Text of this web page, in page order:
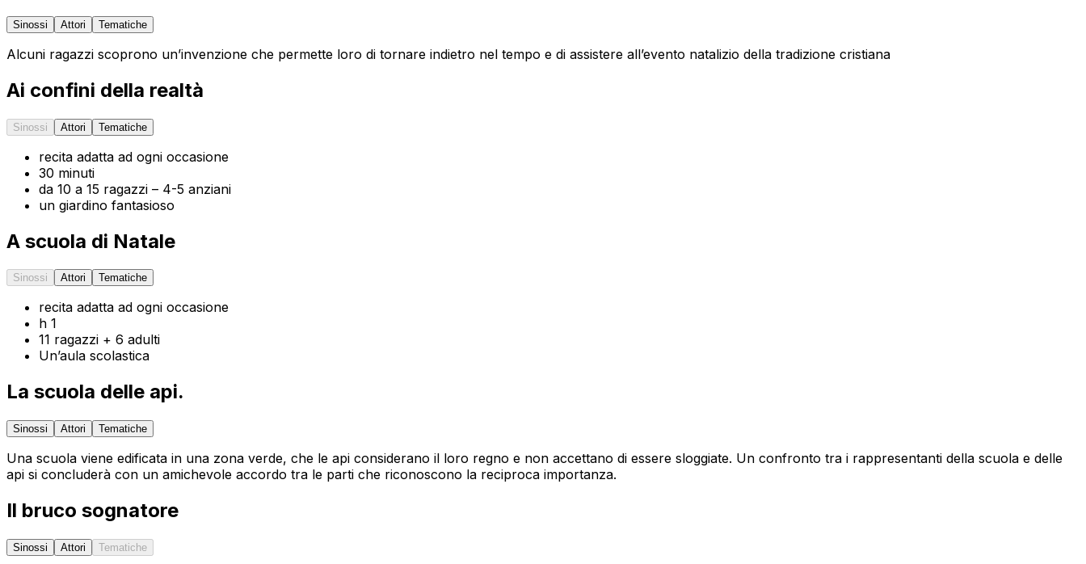
Sinossi Attori Tematiche
Alcuni ragazzi scoprono un’invenzione che permette loro di tornare indietro nel tempo e di assistere all’evento natalizio della tradizione cristiana
Ai confini della realtà
Sinossi Attori Tematiche
recita adatta ad ogni occasione
30 minuti
da 10 a 15 ragazzi – 4-5 anziani
un giardino fantasioso
A scuola di Natale
Sinossi Attori Tematiche
recita adatta ad ogni occasione
h 1
11 ragazzi + 6 adulti
Un’aula scolastica
La scuola delle api.
Sinossi Attori Tematiche
Una scuola viene edificata in una zona verde, che le api considerano il loro regno e non accettano di essere sloggiate. Un confronto tra i rappresentanti della scuola e delle
api si concluderà con un amichevole accordo tra le parti che riconoscono la reciproca importanza.
Il bruco sognatore
Sinossi Attori Tematiche